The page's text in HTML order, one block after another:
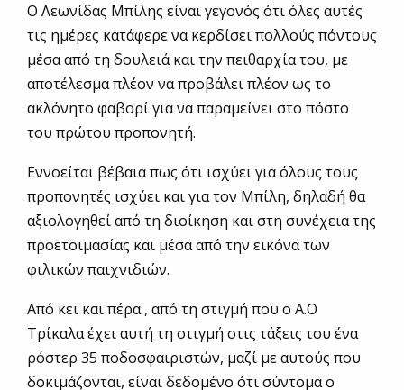
Ο Λεωνίδας Μπίλης είναι γεγονός ότι όλες αυτές
τις ημέρες κατάφερε να κερδίσει πολλούς πόντους
μέσα από τη δουλειά και την πειθαρχία του, με
αποτέλεσμα πλέον να προβάλει πλέον ως το
ακλόνητο φαβορί για να παραμείνει στο πόστο
του πρώτου προπονητή.
Εννοείται βέβαια πως ότι ισχύει για όλους τους
προπονητές ισχύει και για τον Μπίλη, δηλαδή θα
αξιολογηθεί από τη διοίκηση και στη συνέχεια της
προετοιμασίας και μέσα από την εικόνα των
φιλικών παιχνιδιών.
Από κει και πέρα , από τη στιγμή που ο Α.Ο
Τρίκαλα έχει αυτή τη στιγμή στις τάξεις του ένα
ρόστερ 35 ποδοσφαιριστών, μαζί με αυτούς που
δοκιμάζονται, είναι δεδομένο ότι σύντομα ο